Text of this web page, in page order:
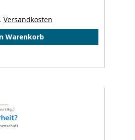
Versandkosten
Warenkorb